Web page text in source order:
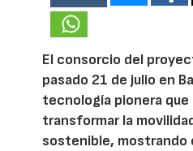
El consorcio del
pasado 21 de julio en
tecnología pionera
transformar la
sostenible, mostrando